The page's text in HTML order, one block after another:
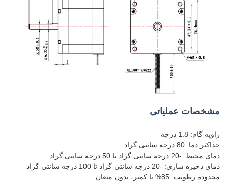
مشخصات عملیاتی
زاویه گام: 1.8 درجه
حداکثر دما: 80 درجه سانتی گراد
دمای محیط: -20 درجه سانتی گراد تا 50 درجه سانتی گراد
دمای ذخیره سازی: -20 درجه سانتی گراد تا 100 درجه سانتی گراد
محدوده رطوبت: 85% یا کمتر، بدون میعان